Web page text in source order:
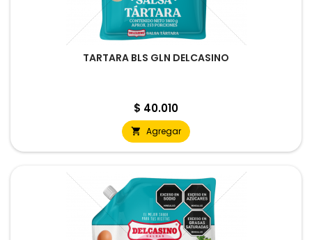
TARTARA BLS GLN DELCASINO
Precio
$ 40.010
 Agregar